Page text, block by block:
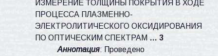
ИЗМЕРЕНИЕ ТОЛЩИНЫ ПОКРЫТИЯ В ХОДЕ
ПРОЦЕССА ПЛАЗМЕННО-
ЭЛЕКТРОЛИТИЧЕСКОГО ОКСИДИРОВАНИЯ
ПО ОПТИЧЕСКИМ СПЕКТРАМ … 3
Аннотация: Проведено